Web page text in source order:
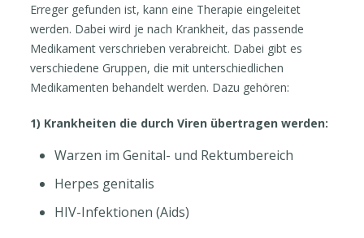
Erreger gefunden ist, kann eine Therapie eingeleitet
werden. Dabei wird je nach Krankheit, das passende
Medikament verschrieben verabreicht. Dabei gibt es
verschiedene Gruppen, die mit unterschiedlichen
Medikamenten behandelt werden. Dazu gehören:
1) Krankheiten die durch Viren übertragen werden:
Warzen im Genital- und Rektumbereich
Herpes genitalis
HIV-Infektionen (Aids)